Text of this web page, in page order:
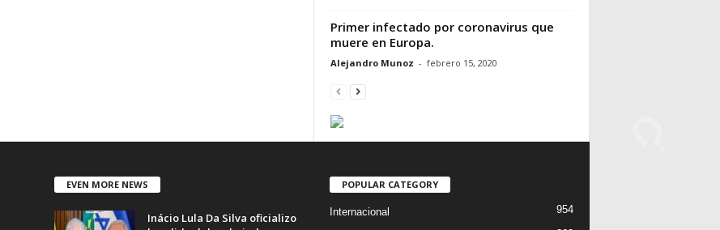
Primer infectado por coronavirus que
muere en Europa.
Alejandro Munoz - febrero 15, 2020
EVEN MORE NEWS
Inácio Lula Da Silva oficializo
POPULAR CATEGORY
Internacional 954